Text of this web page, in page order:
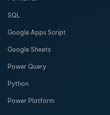
SQL
Google Apps Script
Google Sheets
Power Query
Python
Power Platform